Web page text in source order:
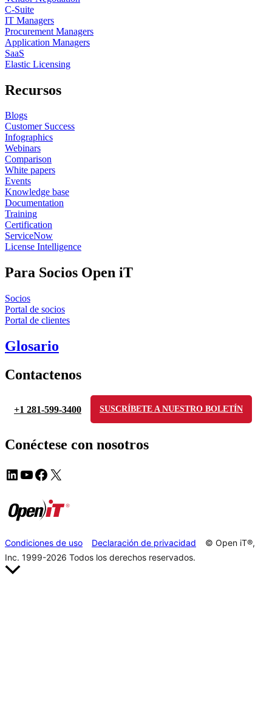
C-Suite
IT Managers
Procurement Managers
Application Managers
SaaS
Elastic Licensing
Recursos
Blogs
Customer Success
Infographics
Webinars
Comparison
White papers
Events
Knowledge base
Documentation
Training
Certification
ServiceNow
License Intelligence
Para Socios Open iT
Socios
Portal de socios
Portal de clientes
Glosario
Contactenos
+1 281-599-3400 SUSCRÍBETE A NUESTRO BOLETÍN
Conéctese con nosotros
Condiciones de uso Declaración de privacidad
© Open iT®,
Inc. 1999-2026 Todos los derechos reservados.